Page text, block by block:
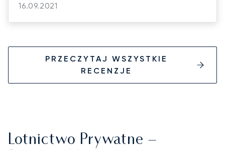
from Helsinki was easy and everyone very
aircraft steps. Overall we were impressed
and will certainly recommend Lunajet to our
16.09.2021
PRZECZYTAJ WSZYSTKIE
RECENZJE
Lotnictwo Prywatne –